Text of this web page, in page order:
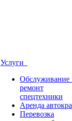
Услуги
Обслуживание
ремонт
спецтехники
Аренда
Перевозка